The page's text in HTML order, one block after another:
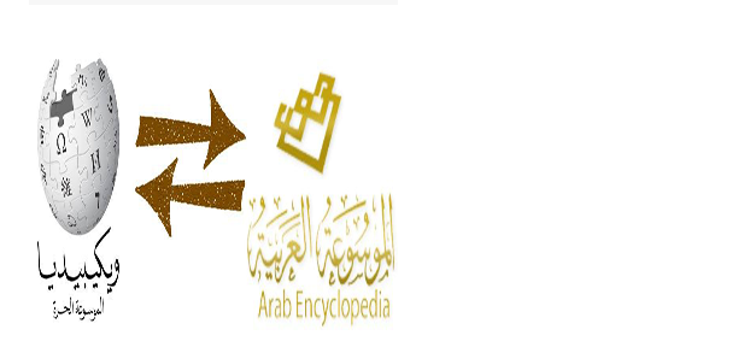
أربعة مؤلفات هي: الحكم، الأدلة، تنظيم
التغذية، ورسالته في جروح الرأس.
ويعود له الفضل بأنه حرر الطب من
الدين والفلسفة.
- هل تعلم أن المرجان إفراز حيواني
يتكون في البحر ويتركب من مادة
كربونات الكلسيوم، وهو أحمر أو شديد
الحمرة وهو أجود أنواعه، ويمتاز بكبر
الحجم ويسمى الش